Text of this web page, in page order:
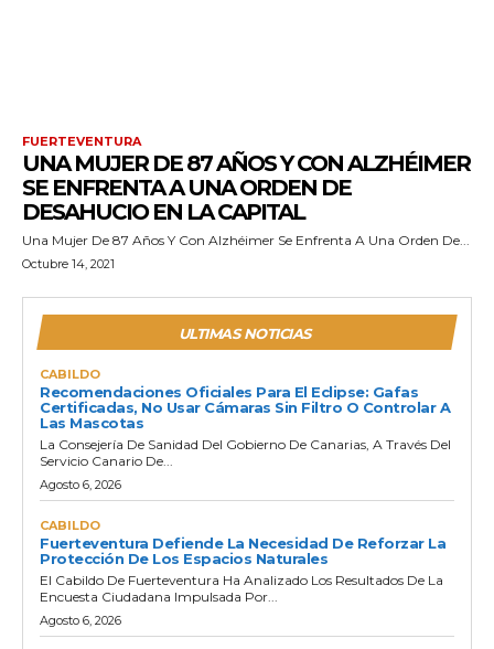
FUERTEVENTURA
UNA MUJER DE 87 AÑOS Y CON ALZHÉIMER
SE ENFRENTA A UNA ORDEN DE
DESAHUCIO EN LA CAPITAL
Una Mujer De 87 Años Y Con Alzhéimer Se Enfrenta A Una Orden De...
Octubre 14, 2021
ULTIMAS NOTICIAS
CABILDO
Recomendaciones Oficiales Para El Eclipse: Gafas
Certificadas, No Usar Cámaras Sin Filtro O Controlar A
Las Mascotas
La Consejería De Sanidad Del Gobierno De Canarias, A Través Del
Servicio Canario De...
Agosto 6, 2026
CABILDO
Fuerteventura Defiende La Necesidad De Reforzar La
Protección De Los Espacios Naturales
El Cabildo De Fuerteventura Ha Analizado Los Resultados De La
Encuesta Ciudadana Impulsada Por...
Agosto 6, 2026